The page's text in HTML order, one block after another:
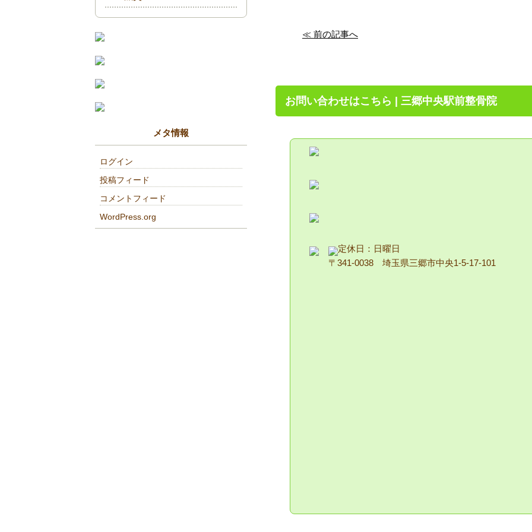
≪ 前の記事へ
お問い合わせはこちら | 三郷中央駅前整骨院
定休日：日曜日
〒341-0038 埼玉県三郷市中央1-5-17-101
メタ情報
ログイン
投稿フィード
コメントフィード
WordPress.org